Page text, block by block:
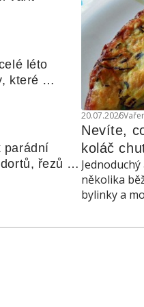
20.07.2026
Nevíte,
koláč
několika
bylinky a
léto
které
nebo
parádní
řezů a